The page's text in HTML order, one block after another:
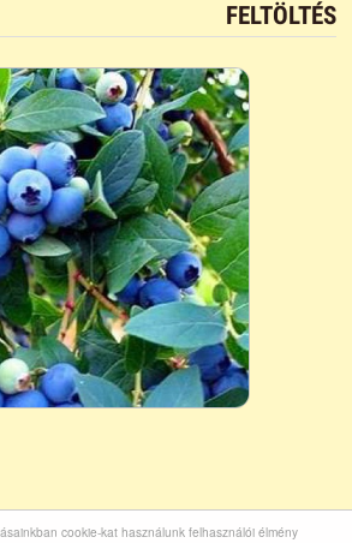
cookie-kat használunk felhasználói élmény
FELTÖLTÉS